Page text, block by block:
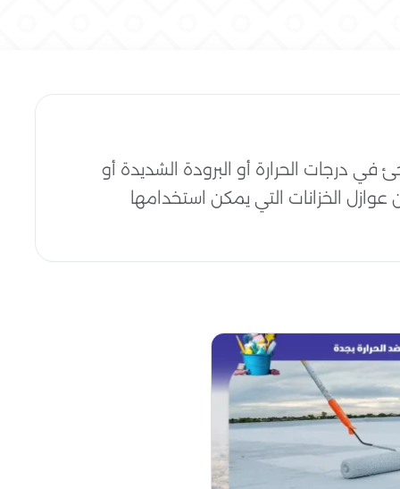
درجات الحرارة أو البرودة الشديدة أو
عوازل الخزانات التي يمكن استخدامها
الخلوية محصورة بين طبقتين من ألواح
لمنزلك. إنها تحافظ على الدفء بالداخل
بانتظام والتأكد من عدم حظر أي فتحات أو